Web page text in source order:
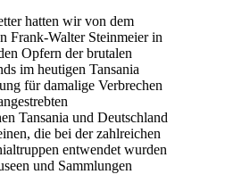
hatten wir von dem
Frank-Walter Steinmeier in
Opfern der brutalen
im heutigen Tansania
für damalige Verbrechen
Tansania und Deutschland
die bei der zahlreichen
entwendet wurden
und Sammlungen